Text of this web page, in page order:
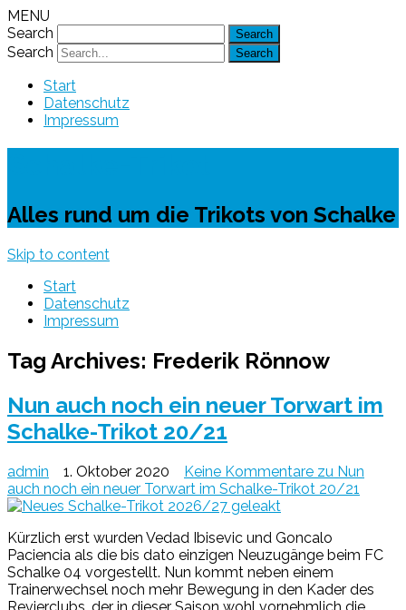
MENU
Search
Search
Start
Datenschutz
Impressum
Alles rund um die Trikots von Schalke
Skip to content
Start
Datenschutz
Impressum
Tag Archives: Frederik Rönnow
Nun auch noch ein neuer Torwart im
Schalke-Trikot 20/21
admin 1. Oktober 2020 Keine Kommentare zu Nun
auch noch ein neuer Torwart im Schalke-Trikot 20/21
Kürzlich erst wurden Vedad Ibisevic und Goncalo
Paciencia als die bis dato einzigen Neuzugänge beim FC
Schalke 04 vorgestellt. Nun kommt neben einem
Trainerwechsel noch mehr Bewegung in den Kader des
Revierclubs, der in dieser Saison wohl vornehmlich die